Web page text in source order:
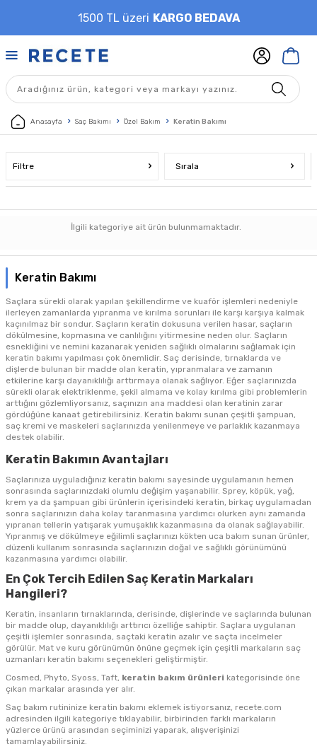
1500 TL üzeri KARGO BEDAVA
Anasayfa Saç Bakımı Özel Bakım Keratin Bakımı
Filtre Sırala
İlgili kategoriye ait ürün bulunmamaktadır.
Keratin Bakımı
Saçlara sürekli olarak yapılan şekillendirme ve kuaför işlemleri nedeniyle
ilerleyen zamanlarda yıpranma ve kırılma sorunları ile karşı karşıya kalmak
kaçınılmaz bir sondur. Saçların keratin dokusuna verilen hasar, saçların
dökülmesine, kopmasına ve canlılığını yitirmesine neden olur. Saçların
esnekliğini ve nemini kazanarak yeniden sağlıklı olmalarını sağlamak için
keratin bakımı yapılması çok önemlidir. Saç derisinde, tırnaklarda ve
dişlerde bulunan bir madde olan keratin, yıpranmalara ve zamanın
etkilerine karşı dayanıklılığı arttırmaya olanak sağlıyor. Eğer saçlarınızda
sürekli olarak elektriklenme, şekil almama ve kolay kırılma gibi problemlerin
arttığını gözlemliyorsanız, saçınızın ana maddesi olan keratinin zarar
gördüğüne kanaat getirebilirsiniz. Keratin bakımı sunan çeşitli şampuan,
saç kremi ve maskeleri saçlarınızda yenilenmeye ve parlaklık kazanmaya
destek olabilir.
Keratin Bakımın Avantajları
Saçlarınıza uyguladığınız keratin bakımı sayesinde uygulamanın hemen
sonrasında saçlarınızdaki olumlu değişim yaşanabilir. Sprey, köpük, yağ,
krem ya da şampuan gibi ürünlerin içerisindeki keratin, birkaç uygulamadan
sonra saçlarınızın daha kolay taranmasına yardımcı olurken aynı zamanda
yıpranan tellerin yatışarak yumuşaklık kazanmasına da olanak sağlayabilir.
Yıpranmış ve dökülmeye eğilimli saçlarınızı kökten uca bakım sunan ürünler,
düzenli kullanım sonrasında saçlarınızın doğal ve sağlıklı görünümünü
kazanmasına yardımcı olabilir.
En Çok Tercih Edilen Saç Keratin Markaları
Hangileri?
Keratin, insanların tırnaklarında, derisinde, dişlerinde ve saçlarında bulunan
bir madde olup, dayanıklılığı arttırıcı özelliğe sahiptir. Saçlara uygulanan
çeşitli işlemler sonrasında, saçtaki keratin azalır ve saçta incelmeler
görülür. Mat ve kuru görünümün önüne geçmek için çeşitli markaların saç
uzmanları keratin bakımı seçenekleri geliştirmiştir.
Cosmed, Phyto, Syoss, Taft, keratin bakım ürünleri kategorisinde öne
çıkan markalar arasında yer alır.
Saç bakım rutininize keratin bakımı eklemek istiyorsanız, recete.com
adresinden ilgili kategoriye tıklayabilir, birbirinden farklı markaların
yüzlerce ürünü arasından seçiminizi yaparak, alışverişinizi
tamamlayabilirsiniz.